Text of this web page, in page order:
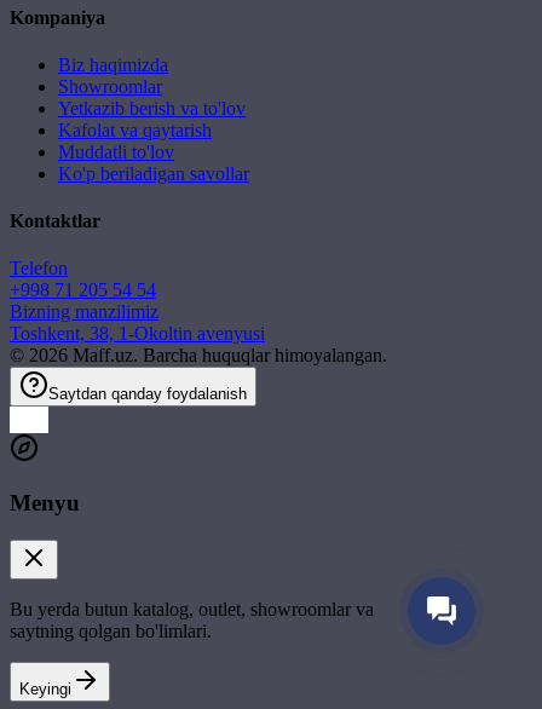
Kompaniya
Biz haqimizda
Showroomlar
Yetkazib berish va to'lov
Kafolat va qaytarish
Muddatli to'lov
Ko'p beriladigan savollar
Kontaktlar
Telefon
+998 71 205 54 54
Bizning manzilimiz
Toshkent, 38, 1-Okoltin avenyusi
© 2026 Maff.uz. Barcha huquqlar himoyalangan.
Saytdan qanday foydalanish
Menyu
Bu yerda butun katalog, outlet, showroomlar va
saytning qolgan bo'limlari.
Keyingi